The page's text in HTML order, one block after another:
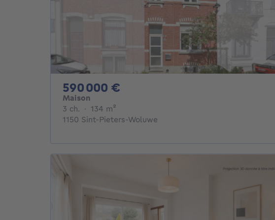
590 000 €
Maison
3 ch. 3 chambres
· 134 m²
1150 Sint-Pieters-Woluwe